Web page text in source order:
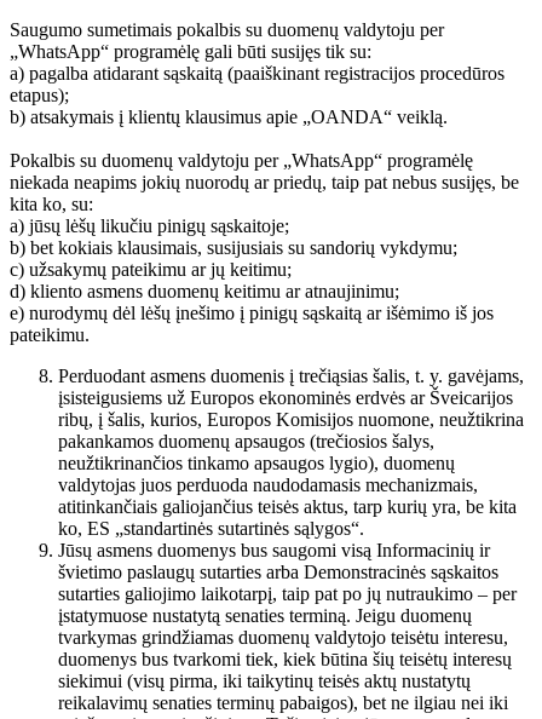
Saugumo sumetimais pokalbis su duomenų valdytoju per
„WhatsApp“ programėlę gali būti susijęs tik su:
a) pagalba atidarant sąskaitą (paaiškinant registracijos procedūros
etapus);
b) atsakymais į klientų klausimus apie „OANDA“ veiklą.
Pokalbis su duomenų valdytoju per „WhatsApp“ programėlę
niekada neapims jokių nuorodų ar priedų, taip pat nebus susijęs, be
kita ko, su:
a) jūsų lėšų likučiu pinigų sąskaitoje;
b) bet kokiais klausimais, susijusiais su sandorių vykdymu;
c) užsakymų pateikimu ar jų keitimu;
d) kliento asmens duomenų keitimu ar atnaujinimu;
e) nurodymų dėl lėšų įnešimo į pinigų sąskaitą ar išėmimo iš jos
pateikimu.
Perduodant asmens duomenis į trečiąsias šalis, t. y. gavėjams,
įsisteigusiems už Europos ekonominės erdvės ar Šveicarijos
ribų, į šalis, kurios, Europos Komisijos nuomone, neužtikrina
pakankamos duomenų apsaugos (trečiosios šalys,
neužtikrinančios tinkamo apsaugos lygio), duomenų
valdytojas juos perduoda naudodamasis mechanizmais,
atitinkančiais galiojančius teisės aktus, tarp kurių yra, be kita
ko, ES „standartinės sutartinės sąlygos“.
Jūsų asmens duomenys bus saugomi visą Informacinių ir
švietimo paslaugų sutarties arba Demonstracinės sąskaitos
sutarties galiojimo laikotarpį, taip pat po jų nutraukimo – per
įstatymuose nustatytą senaties terminą. Jeigu duomenų
tvarkymas grindžiamas duomenų valdytojo teisėtu interesu,
duomenys bus tvarkomi tiek, kiek būtina šių teisėtų interesų
siekimui (visų pirma, iki taikytinų teisės aktų nustatytų
reikalavimų senaties terminų pabaigos), bet ne ilgiau nei iki